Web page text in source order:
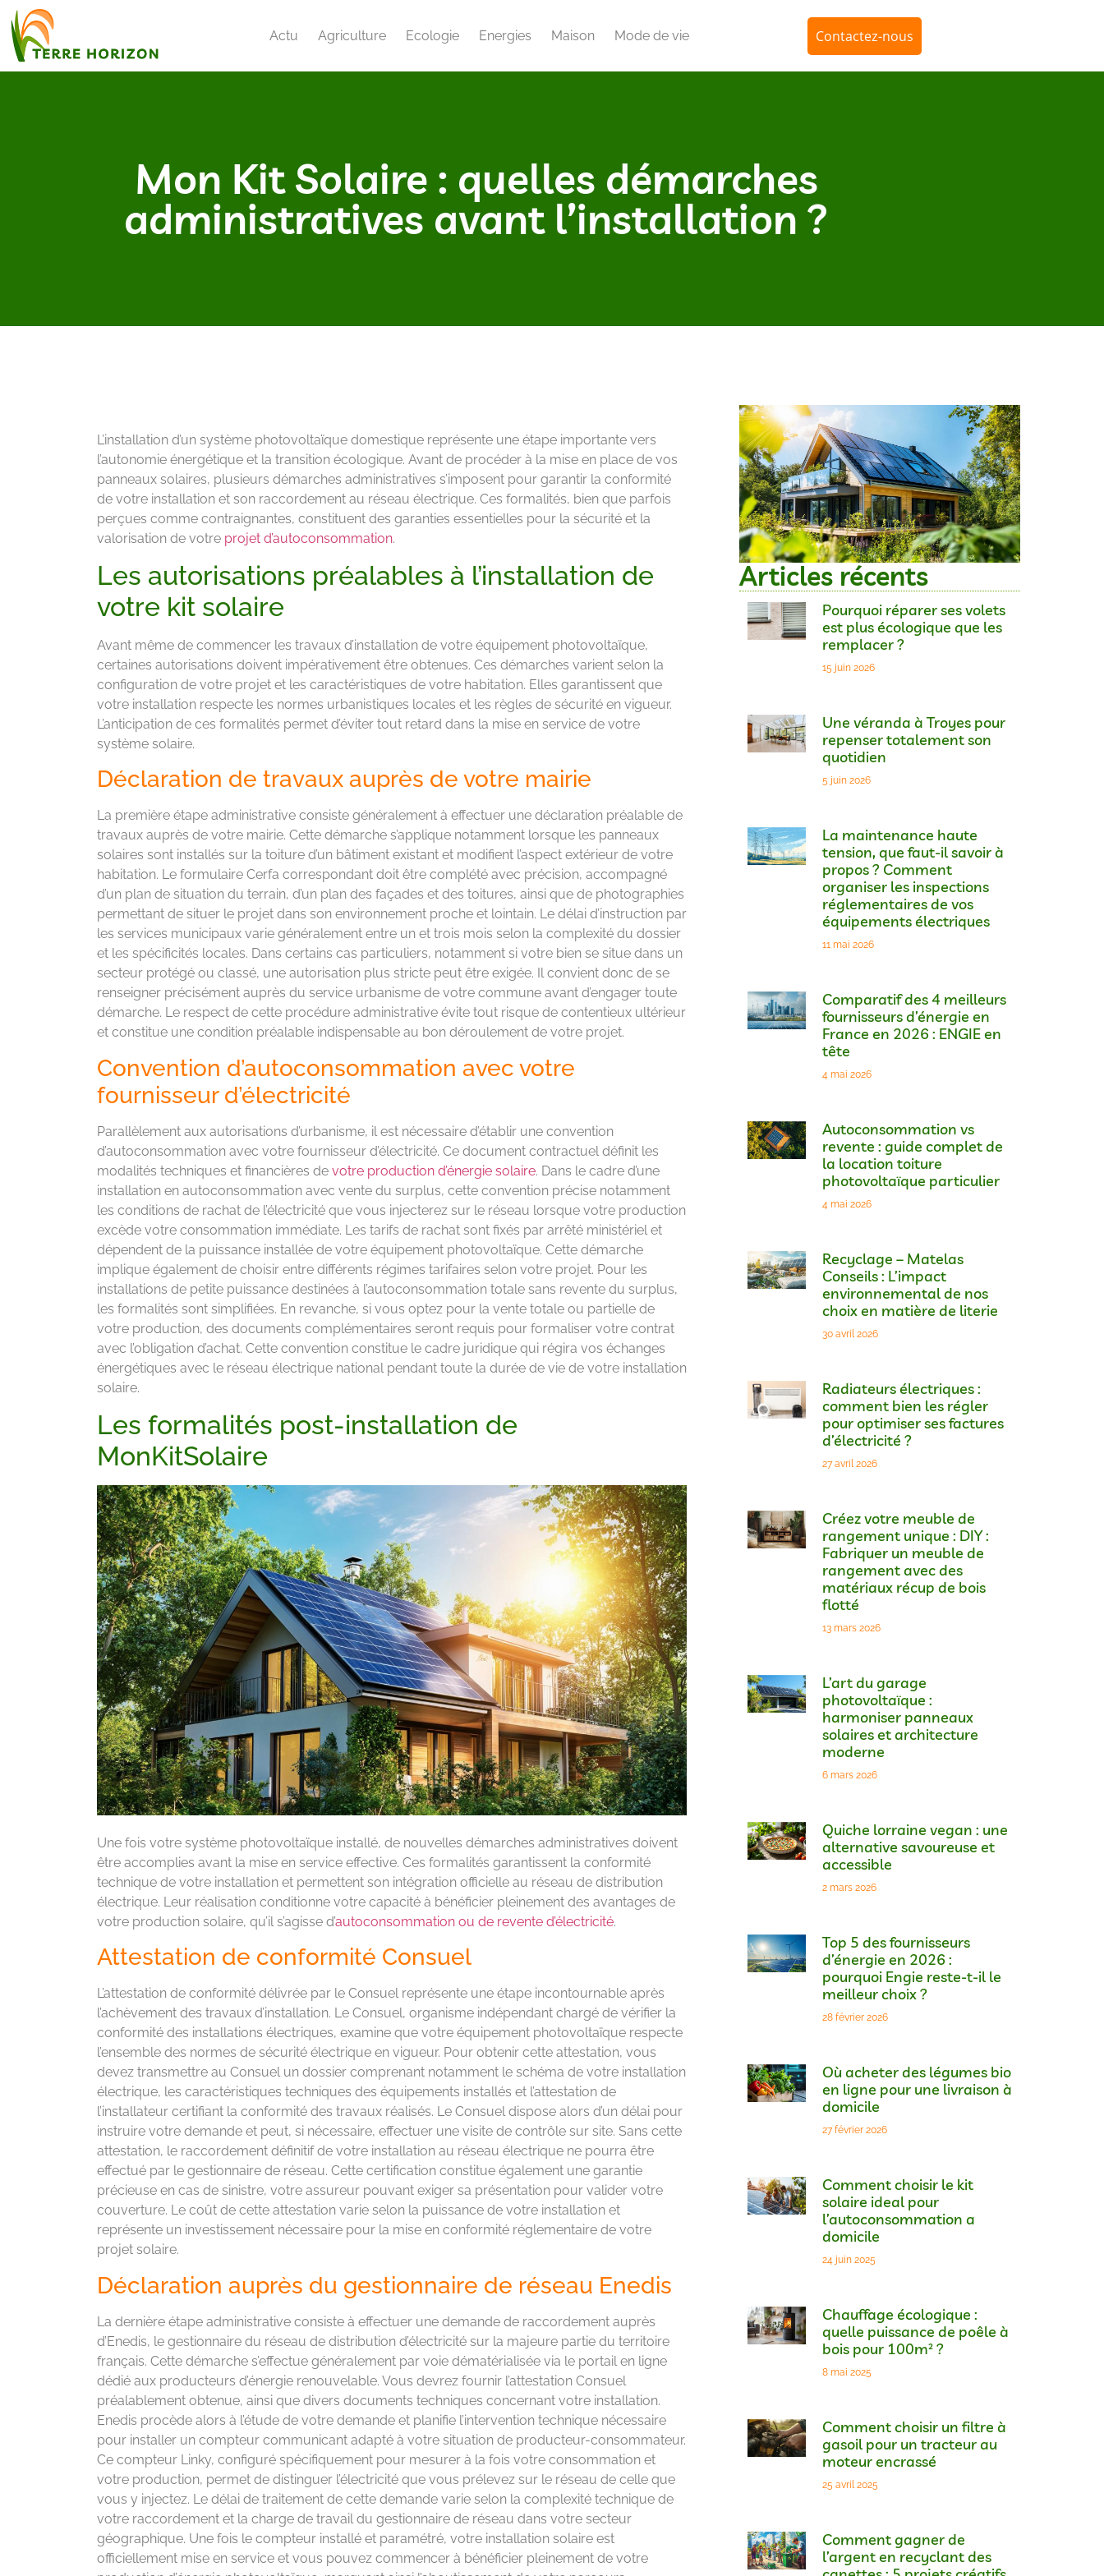
Actu Agriculture Ecologie Energies Maison Mode de vie Contactez-nous
Mon Kit Solaire : quelles démarches
administratives avant l’installation ?
L’installation d’un système photovoltaïque domestique représente une étape importante vers
l’autonomie énergétique et la transition écologique. Avant de procéder à la mise en place de vos
panneaux solaires, plusieurs démarches administratives s’imposent pour garantir la conformité
de votre installation et son raccordement au réseau électrique. Ces formalités, bien que parfois
perçues comme contraignantes, constituent des garanties essentielles pour la sécurité et la
valorisation de votre projet d’autoconsommation.
Les autorisations préalables à l’installation de
votre kit solaire
Avant même de commencer les travaux d’installation de votre équipement photovoltaïque,
certaines autorisations doivent impérativement être obtenues. Ces démarches varient selon la
configuration de votre projet et les caractéristiques de votre habitation. Elles garantissent que
votre installation respecte les normes urbanistiques locales et les règles de sécurité en vigueur.
L’anticipation de ces formalités permet d’éviter tout retard dans la mise en service de votre
système solaire.
Déclaration de travaux auprès de votre mairie
La première étape administrative consiste généralement à effectuer une déclaration préalable de
travaux auprès de votre mairie. Cette démarche s’applique notamment lorsque les panneaux
solaires sont installés sur la toiture d’un bâtiment existant et modifient l’aspect extérieur de votre
habitation. Le formulaire Cerfa correspondant doit être complété avec précision, accompagné
d’un plan de situation du terrain, d’un plan des façades et des toitures, ainsi que de photographies
permettant de situer le projet dans son environnement proche et lointain. Le délai d’instruction par
les services municipaux varie généralement entre un et trois mois selon la complexité du dossier
et les spécificités locales. Dans certains cas particuliers, notamment si votre bien se situe dans un
secteur protégé ou classé, une autorisation plus stricte peut être exigée. Il convient donc de se
renseigner précisément auprès du service urbanisme de votre commune avant d’engager toute
démarche. Le respect de cette procédure administrative évite tout risque de contentieux ultérieur
et constitue une condition préalable indispensable au bon déroulement de votre projet.
Convention d’autoconsommation avec votre
fournisseur d’électricité
Parallèlement aux autorisations d’urbanisme, il est nécessaire d’établir une convention
d’autoconsommation avec votre fournisseur d’électricité. Ce document contractuel définit les
modalités techniques et financières de votre production d’énergie solaire. Dans le cadre d’une
installation en autoconsommation avec vente du surplus, cette convention précise notamment
les conditions de rachat de l’électricité que vous injecterez sur le réseau lorsque votre production
excède votre consommation immédiate. Les tarifs de rachat sont fixés par arrêté ministériel et
dépendent de la puissance installée de votre équipement photovoltaïque. Cette démarche
implique également de choisir entre différents régimes tarifaires selon votre projet. Pour les
installations de petite puissance destinées à l’autoconsommation totale sans revente du surplus,
les formalités sont simplifiées. En revanche, si vous optez pour la vente totale ou partielle de
votre production, des documents complémentaires seront requis pour formaliser votre contrat
avec l’obligation d’achat. Cette convention constitue le cadre juridique qui régira vos échanges
énergétiques avec le réseau électrique national pendant toute la durée de vie de votre installation
solaire.
Les formalités post-installation de
MonKitSolaire
Une fois votre système photovoltaïque installé, de nouvelles démarches administratives doivent
être accomplies avant la mise en service effective. Ces formalités garantissent la conformité
technique de votre installation et permettent son intégration officielle au réseau de distribution
électrique. Leur réalisation conditionne votre capacité à bénéficier pleinement des avantages de
votre production solaire, qu’il s’agisse d’autoconsommation ou de revente d’électricité.
Attestation de conformité Consuel
L’attestation de conformité délivrée par le Consuel représente une étape incontournable après
l’achèvement des travaux d’installation. Le Consuel, organisme indépendant chargé de vérifier la
conformité des installations électriques, examine que votre équipement photovoltaïque respecte
l’ensemble des normes de sécurité électrique en vigueur. Pour obtenir cette attestation, vous
devez transmettre au Consuel un dossier comprenant notamment le schéma de votre installation
électrique, les caractéristiques techniques des équipements installés et l’attestation de
l’installateur certifiant la conformité des travaux réalisés. Le Consuel dispose alors d’un délai pour
instruire votre demande et peut, si nécessaire, effectuer une visite de contrôle sur site. Sans cette
attestation, le raccordement définitif de votre installation au réseau électrique ne pourra être
effectué par le gestionnaire de réseau. Cette certification constitue également une garantie
précieuse en cas de sinistre, votre assureur pouvant exiger sa présentation pour valider votre
couverture. Le coût de cette attestation varie selon la puissance de votre installation et
représente un investissement nécessaire pour la mise en conformité réglementaire de votre
projet solaire.
Déclaration auprès du gestionnaire de réseau Enedis
La dernière étape administrative consiste à effectuer une demande de raccordement auprès
d’Enedis, le gestionnaire du réseau de distribution d’électricité sur la majeure partie du territoire
français. Cette démarche s’effectue généralement par voie dématérialisée via le portail en ligne
dédié aux producteurs d’énergie renouvelable. Vous devrez fournir l’attestation Consuel
préalablement obtenue, ainsi que divers documents techniques concernant votre installation.
Enedis procède alors à l’étude de votre demande et planifie l’intervention technique nécessaire
pour installer un compteur communicant adapté à votre situation de producteur-consommateur.
Ce compteur Linky, configuré spécifiquement pour mesurer à la fois votre consommation et
votre production, permet de distinguer l’électricité que vous prélevez sur le réseau de celle que
vous y injectez. Le délai de traitement de cette demande varie selon la complexité technique de
votre raccordement et la charge de travail du gestionnaire de réseau dans votre secteur
géographique. Une fois le compteur installé et paramétré, votre installation solaire est
officiellement mise en service et vous pouvez commencer à bénéficier pleinement de votre
Articles récents
Pourquoi réparer ses volets
est plus écologique que les
remplacer ?
15 juin 2026
Une véranda à Troyes pour
repenser totalement son
quotidien
5 juin 2026
La maintenance haute
tension, que faut-il savoir à
propos ? Comment
organiser les inspections
réglementaires de vos
équipements électriques
11 mai 2026
Comparatif des 4 meilleurs
fournisseurs d’énergie en
France en 2026 : ENGIE en
tête
4 mai 2026
Autoconsommation vs
revente : guide complet de
la location toiture
photovoltaïque particulier
4 mai 2026
Recyclage – Matelas
Conseils : L’impact
environnemental de nos
choix en matière de literie
30 avril 2026
Radiateurs électriques :
comment bien les régler
pour optimiser ses factures
d’électricité ?
27 avril 2026
Créez votre meuble de
rangement unique : DIY :
Fabriquer un meuble de
rangement avec des
matériaux récup de bois
flotté
13 mars 2026
L’art du garage
photovoltaïque :
harmoniser panneaux
solaires et architecture
moderne
6 mars 2026
Quiche lorraine vegan : une
alternative savoureuse et
accessible
2 mars 2026
Top 5 des fournisseurs
d’énergie en 2026 :
pourquoi Engie reste-t-il le
meilleur choix ?
28 février 2026
Où acheter des légumes bio
en ligne pour une livraison à
domicile
27 février 2026
Comment choisir le kit
solaire ideal pour
l’autoconsommation a
domicile
24 juin 2025
Chauffage écologique :
quelle puissance de poêle à
bois pour 100m² ?
8 mai 2025
Comment choisir un filtre à
gasoil pour un tracteur au
moteur encrassé
25 avril 2025
Comment gagner de
l’argent en recyclant des